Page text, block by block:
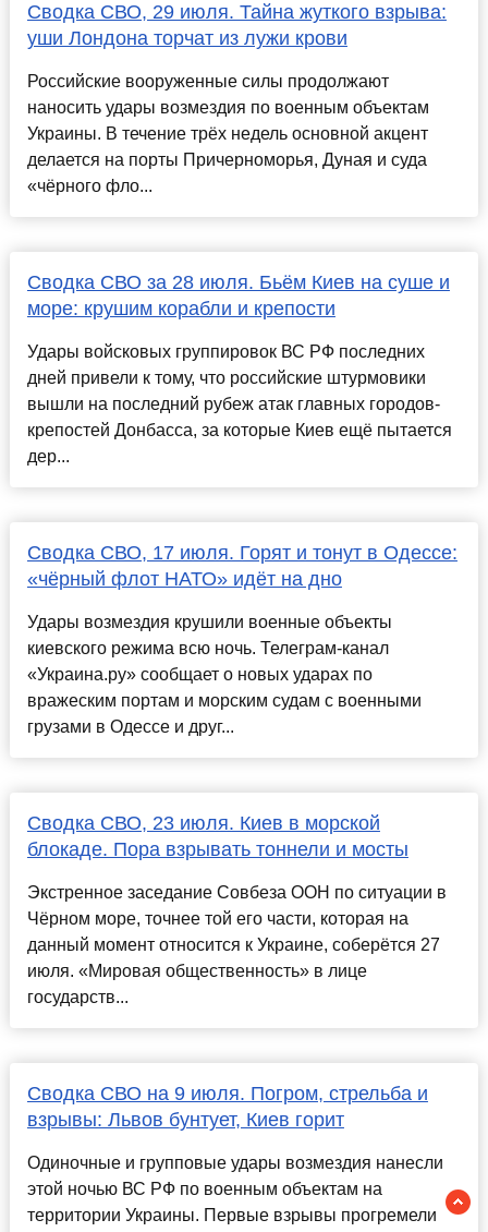
Сводка СВО, 29 июля. Тайна жуткого взрыва:
уши Лондона торчат из лужи крови
Российские вооруженные силы продолжают
наносить удары возмездия по военным объектам
Украины. В течение трёх недель основной акцент
делается на порты Причерноморья, Дуная и суда
«чёрного фло...
Сводка СВО за 28 июля. Бьём Киев на суше и
море: крушим корабли и крепости
Удары войсковых группировок ВС РФ последних
дней привели к тому, что российские штурмовики
вышли на последний рубеж атак главных городов-
крепостей Донбасса, за которые Киев ещё пытается
дер...
Сводка СВО, 17 июля. Горят и тонут в Одессе:
«чёрный флот НАТО» идёт на дно
Удары возмездия крушили военные объекты
киевского режима всю ночь. Телеграм-канал
«Украина.ру» сообщает о новых ударах по
вражеским портам и морским судам с военными
грузами в Одессе и друг...
Сводка СВО, 23 июля. Киев в морской
блокаде. Пора взрывать тоннели и мосты
Экстренное заседание Совбеза ООН по ситуации в
Чёрном море, точнее той его части, которая на
данный момент относится к Украине, соберётся 27
июля. «Мировая общественность» в лице
государств...
Сводка СВО на 9 июля. Погром, стрельба и
взрывы: Львов бунтует, Киев горит
Одиночные и групповые удары возмездия нанесли
этой ночью ВС РФ по военным объектам на
территории Украины. Первые взрывы прогремели